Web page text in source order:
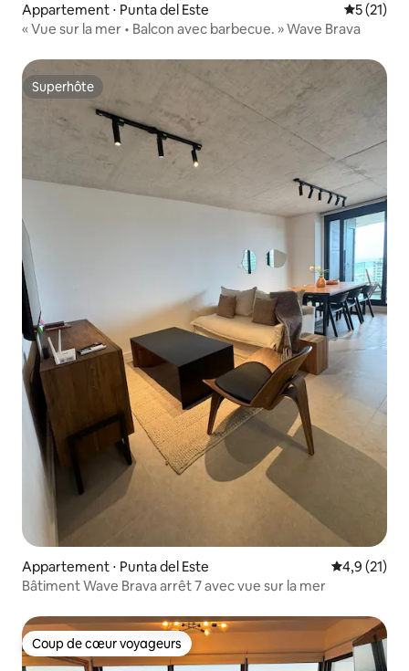
Appartement ⋅ Punta del Este
5 (21)
« Vue sur la mer • Balcon avec barbecue. » Wave Brava
Superhôte
Superhôte
Appartement ⋅ Punta del Este Évaluation
4,9 (21)
Bâtiment Wave Brava arrêt 7 avec vue sur la mer
Coup de cœur voyageurs
Coup de cœur voyageurs